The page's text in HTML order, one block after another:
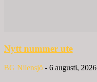
Nytt nummer ute
BG Nilensjö - 6 augusti, 2026